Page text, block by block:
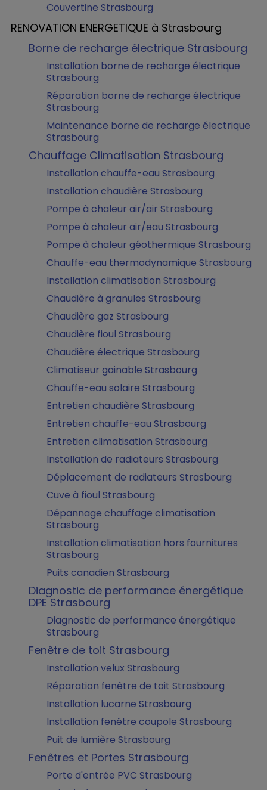
Couvertine Strasbourg
RENOVATION ENERGETIQUE à Strasbourg
Borne de recharge électrique Strasbourg
Installation borne de recharge électrique
Strasbourg
Réparation borne de recharge électrique
Strasbourg
Maintenance borne de recharge électrique
Strasbourg
Chauffage Climatisation Strasbourg
Installation chauffe-eau Strasbourg
Installation chaudière Strasbourg
Pompe à chaleur air/air Strasbourg
Pompe à chaleur air/eau Strasbourg
Pompe à chaleur géothermique Strasbourg
Chauffe-eau thermodynamique Strasbourg
Installation climatisation Strasbourg
Chaudière à granules Strasbourg
Chaudière gaz Strasbourg
Chaudière fioul Strasbourg
Chaudière électrique Strasbourg
Climatiseur gainable Strasbourg
Chauffe-eau solaire Strasbourg
Entretien chaudière Strasbourg
Entretien chauffe-eau Strasbourg
Entretien climatisation Strasbourg
Installation de radiateurs Strasbourg
Déplacement de radiateurs Strasbourg
Cuve à fioul Strasbourg
Dépannage chauffage climatisation
Strasbourg
Installation climatisation hors fournitures
Strasbourg
Puits canadien Strasbourg
Diagnostic de performance énergétique
DPE Strasbourg
Diagnostic de performance énergétique
Strasbourg
Fenêtre de toit Strasbourg
Installation velux Strasbourg
Réparation fenêtre de toit Strasbourg
Installation lucarne Strasbourg
Installation fenêtre coupole Strasbourg
Puit de lumière Strasbourg
Fenêtres et Portes Strasbourg
Porte d'entrée PVC Strasbourg